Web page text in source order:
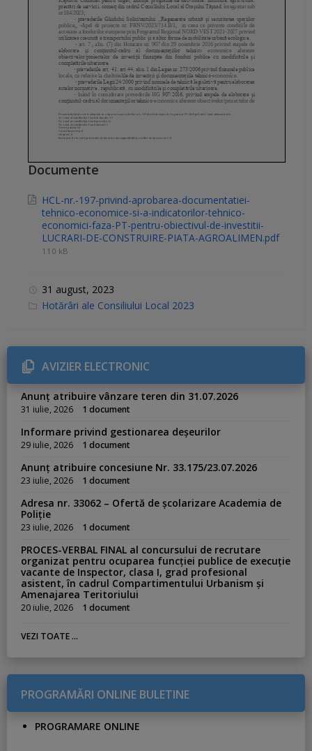
Documente
HCL-nr.-197-privind-aprobarea-documentatiei-
tehnico-economice-si-a-indicatorilor-tehnico-
economici-faza-PT-pentru-obiectivul-de-investitii-
LUCRARI-DE-CONSTRUIRE-PIATA-AGROALIMEN.pdf
110 kB
31 august, 2023
C
r
i
e
s
Hotărâri ale Consiliului Local 2023
AVIZIER ELECTRONIC
Anunț atribuire vânzare teren din 31.07.2026
31 iulie, 2026 1 document
Informare privind gestionarea deșeurilor
29 iulie, 2026 1 document
Anunț atribuire concesiune Nr. 33.175/23.07.2026
23 iulie, 2026 1 document
Adresa nr. 33062 – Ofertă de școlarizare Academia de
Poliție
23 iulie, 2026 1 document
PROCES-VERBAL FINAL al concursului de recrutare
organizat pentru ocuparea funcției publice de execuție
vacante de Inspector, clasa I, grad profesional
asistent, în cadrul Compartimentului Urbanism și
Amenajarea Teritoriului
20 iulie, 2026 1 document
VEZI TOATE ...
PROGRAMĂRI ONLINE BULETINE
PROGRAMARE ONLINE